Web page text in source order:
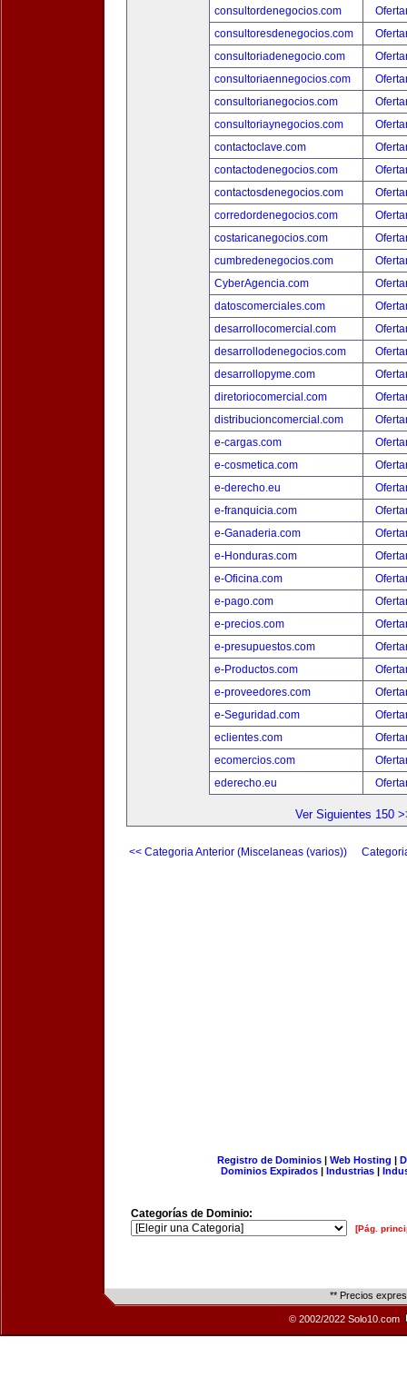
consultordenegocios.com
consultoresdenegocios.com
consultoriadenegocio.com
consultoriaennegocios.com
consultorianegocios.com
consultoriaynegocios.com
contactoclave.com
contactodenegocios.com
contactosdenegocios.com
corredordenegocios.com
costaricanegocios.com
cumbredenegocios.com
CyberAgencia.com
datoscomerciales.com
desarrollocomercial.com
desarrollodenegocios.com
desarrollopyme.com
diretoriocomercial.com
distribucioncomercial.com
e-cargas.com
e-cosmetica.com
e-derecho.eu
e-franquicia.com
e-Ganaderia.com
e-Honduras.com
e-Oficina.com
e-pago.com
e-precios.com
e-presupuestos.com
e-Productos.com
e-proveedores.com
e-Seguridad.com
eclientes.com
ecomercios.com
ederecho.eu
Ver Siguientes 150
<< Categoria Anterior (Miscelaneas (varios))
Registro de Dominios| Web Hosting |
Dominios Expirados | Industrias |
Categorías de Dominio:
[Pág.
** Precios
© 2002/2022 Solo10.com